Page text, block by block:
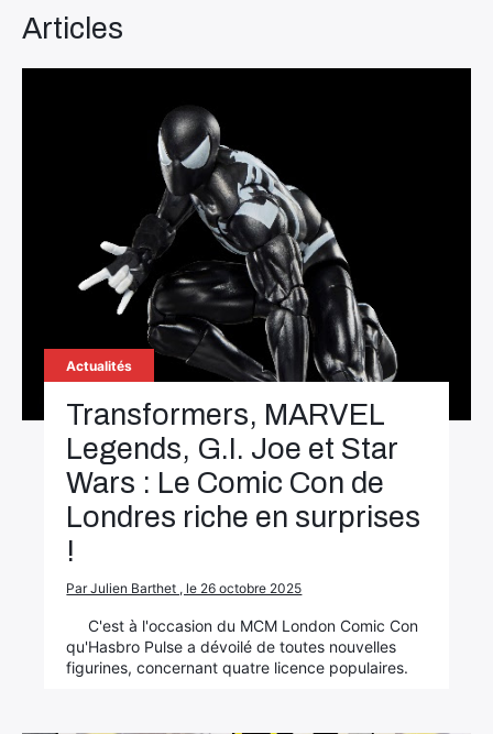
Articles
Actualités
Transformers, MARVEL
Legends, G.I. Joe et Star
Wars : Le Comic Con de
Londres riche en surprises
!
Par Julien Barthet , le 26 octobre 2025
C'est à l'occasion du MCM London Comic Con
qu'Hasbro Pulse a dévoilé de toutes nouvelles
figurines, concernant quatre licence populaires.